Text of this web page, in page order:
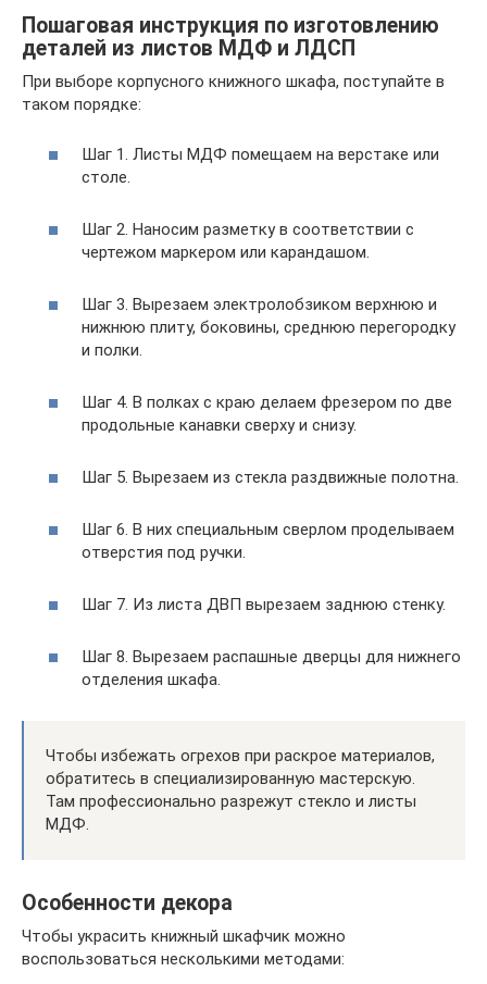
Пошаговая инструкция по изготовлению
деталей из листов МДФ и ЛДСП
При выборе корпусного книжного шкафа, поступайте в
таком порядке:
Шаг 1. Листы МДФ помещаем на верстаке или
столе.
Шаг 2. Наносим разметку в соответствии с
чертежом маркером или карандашом.
Шаг 3. Вырезаем электролобзиком верхнюю и
нижнюю плиту, боковины, среднюю перегородку
и полки.
Шаг 4. В полках с краю делаем фрезером по две
продольные канавки сверху и снизу.
Шаг 5. Вырезаем из стекла раздвижные полотна.
Шаг 6. В них специальным сверлом проделываем
отверстия под ручки.
Шаг 7. Из листа ДВП вырезаем заднюю стенку.
Шаг 8. Вырезаем распашные дверцы для нижнего
отделения шкафа.
Чтобы избежать огрехов при раскрое материалов,
обратитесь в специализированную мастерскую.
Там профессионально разрежут стекло и листы
МДФ.
Особенности декора
Чтобы украсить книжный шкафчик можно
воспользоваться несколькими методами: